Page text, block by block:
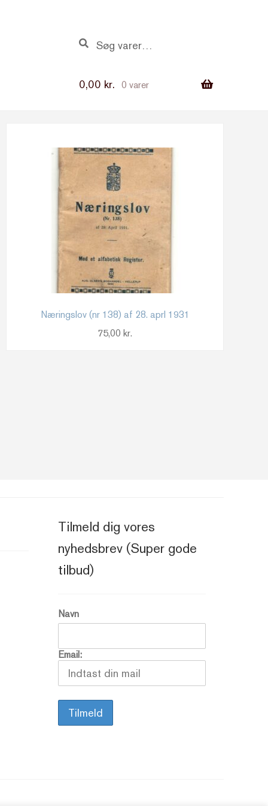
efter:
Søg
0,00 kr. 0 varer
Næringslov (nr 138) af 28. aprl 1931
75,00kr.
Tilmeld dig vores
nyhedsbrev (Super gode
tilbud)
Navn
Email: